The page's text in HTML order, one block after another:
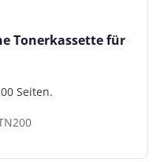
Tonerkassette für
Seiten.